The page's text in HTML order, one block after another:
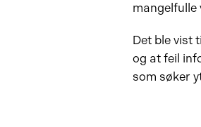
mangelfulle
Det ble vist
og at feil
som søker